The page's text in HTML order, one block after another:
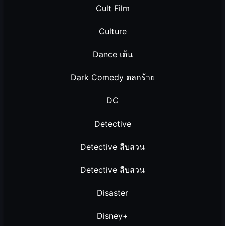
Cult Film
Culture
Dance เต้น
Dark Comedy ตลกร้าย
DC
Detective
Detective สืบสวน
Detective สืบสวน
Disaster
Disney+